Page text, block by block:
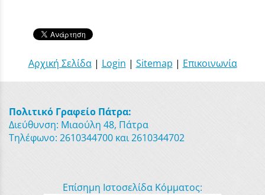
Αρχική Σελίδα| Login | Sitemap | Επικοινωνία
Πολιτικό Γραφείο Πάτρα:
Διεύθυνση: Μιαούλη 48, Πάτρα
Τηλέφωνο: 2610344700 και 2610344702
Επίσημη Ιστοσελίδα Κόμματος: